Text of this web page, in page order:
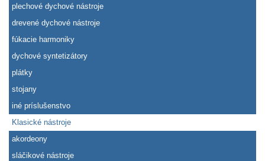
plechové dychové nástroje
drevené dychové nástroje
fúkacie harmoniky
dychové syntetizátory
plátky
stojany
iné príslušenstvo
Klasické nástroje
akordeony
sláčikové nástroje